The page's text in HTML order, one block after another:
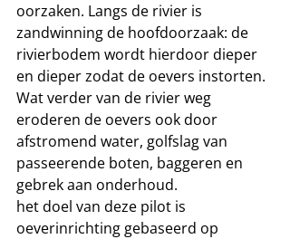
oorzaken. Langs de rivier is
zandwinning de hoofdoorzaak: de
rivierbodem wordt hierdoor dieper
en dieper zodat de oevers instorten.
Wat verder van de rivier weg
eroderen de oevers ook door
afstromend water, golfslag van
passeerende boten, baggeren en
gebrek aan onderhoud.
het doel van deze pilot is
oeverinrichting gebaseerd op